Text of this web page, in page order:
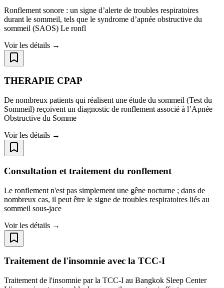
Ronflement sonore : un signe d’alerte de troubles respiratoires
durant le sommeil, tels que le syndrome d’apnée obstructive du
sommeil (SAOS) Le ronfl
Voir les détails →
THERAPIE CPAP
De nombreux patients qui réalisent une étude du sommeil (Test du
Sommeil) reçoivent un diagnostic de ronflement associé à l’Apnée
Obstructive du Somme
Voir les détails →
Consultation et traitement du ronflement
Le ronflement n'est pas simplement une gêne nocturne ; dans de
nombreux cas, il peut être le signe de troubles respiratoires liés au
sommeil sous-jace
Voir les détails →
Traitement de l'insomnie avec la TCC-I
Traitement de l'insomnie par la TCC-I au Bangkok Sleep Center